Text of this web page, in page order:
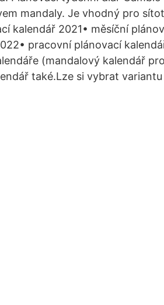
mandaly. Je vhodný pro
kalendář 2021• měsíční
pracovní plánovací
(mandalový kalendář pro
také.Lze si vybrat